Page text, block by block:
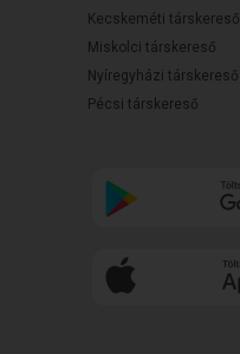
Kecskeméti társkereső
Miskolci társkereső
Nyíregyházi társkereső
Pécsi társkereső